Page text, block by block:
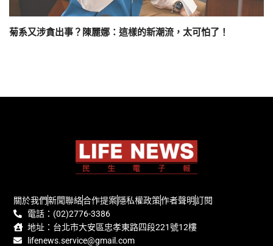
菊系又涉貪出事？陳麗娜：這樣的新潮流，太可怕了！
關於我們新聞聯絡合作提案隱私權政策作者聲明訂閱
電話：(02)2776-3386
地址：台北市大安區忠孝東路四段221號12樓
lifenews.service@gmail.com